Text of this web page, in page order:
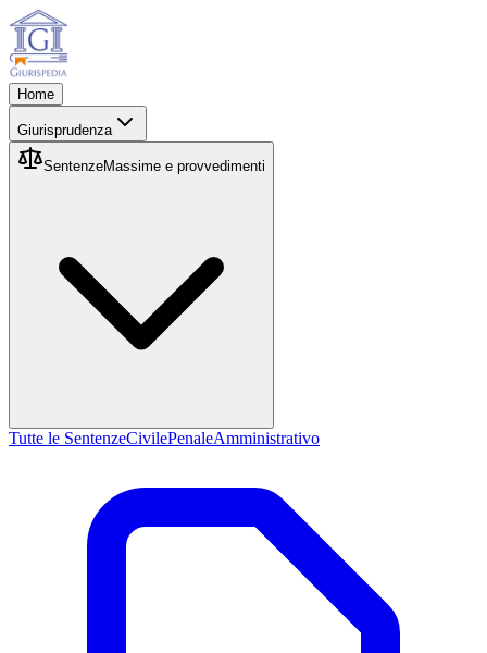
Home
Giurisprudenza
SentenzeMassime e provvedimenti
Tutte le SentenzeCivilePenaleAmministrativo